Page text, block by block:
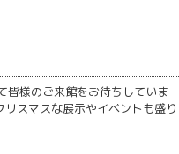
皆様のご来館をお待ちしていま
スマスな展示やイベントも盛り